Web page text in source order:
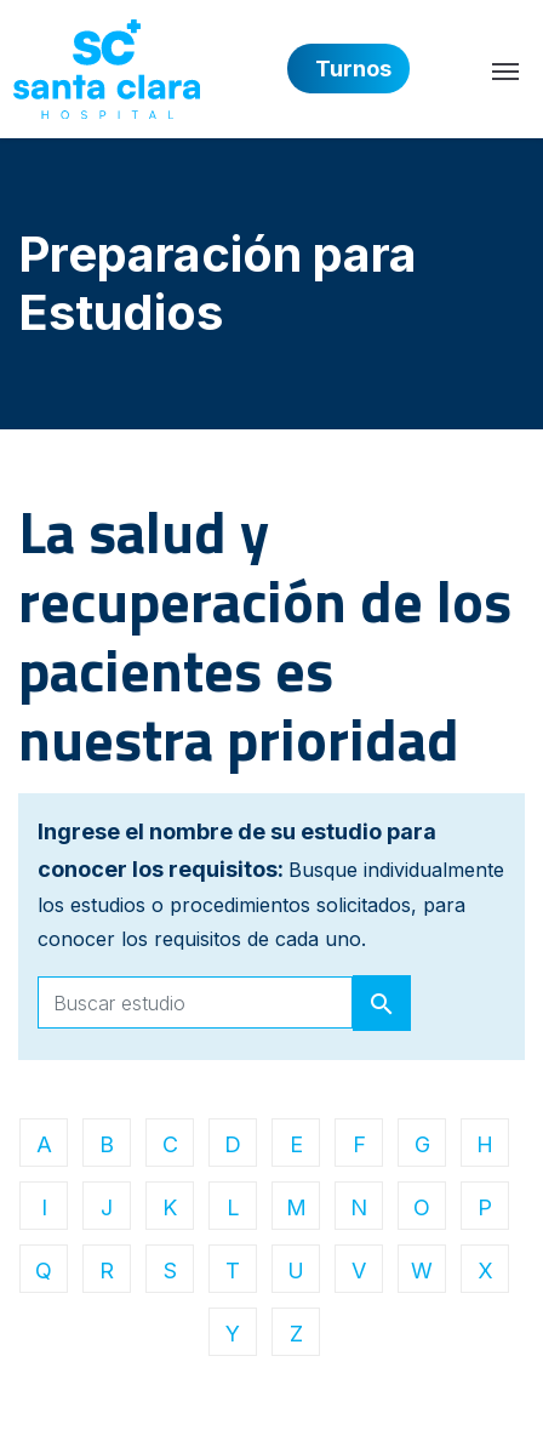
Turnos
Preparación para
Estudios
La salud y
recuperación de los
pacientes es
nuestra prioridad
Ingrese el nombre de su estudio para
conocer los requisitos: Busque individualmente
los estudios o procedimientos solicitados, para
conocer los requisitos de cada uno.
search
A B C D E F G H
I J K L M N O P
Q R S T U V W X
Y Z